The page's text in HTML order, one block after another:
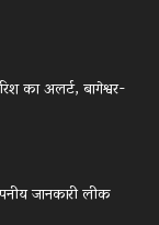
का अलर्ट, बागेश्वर-
जानकारी लीक